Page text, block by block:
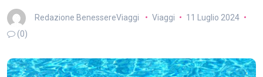
Redazione BenessereViaggi Viaggi
11 Luglio 2024
(0)